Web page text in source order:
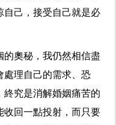
自己，接受自己就是必
的奧秘，我仍然相信盡
處理自己的需求、恐
終究是消解婚姻痛苦的
收回一點投射，而只要